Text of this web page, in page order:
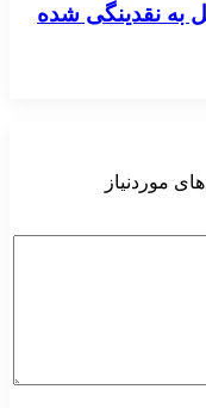
به نقدینگی شده
موردنیاز